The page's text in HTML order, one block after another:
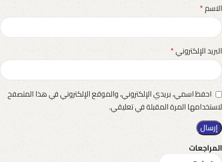
المراجعات
الاسم*
البريد الإلكتروني*
احفظ اسمي، بريدي الإلكتروني، والموقع الإلكتروني في هذا المتصفح
لاستخدامها المرة المقبلة في تعليقي.